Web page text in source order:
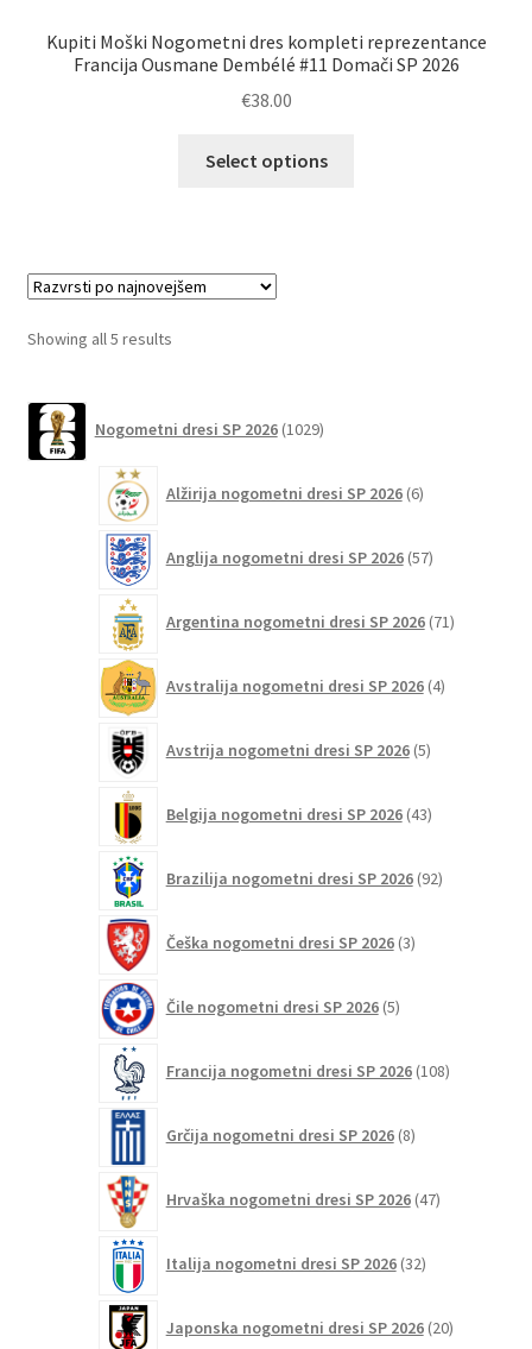
Kupiti Moški Nogometni dres kompleti reprezentance
Francija Ousmane Dembélé #11 Domači SP 2026
€38.00
Select options
Showing all 5 resultsSorted
Nogometni dresi SP 2026 1029izdelkov
Alžirija nogometni dresi SP 2026 6izdelkov
Anglija nogometni dresi SP 2026 57izdelkov
Argentina nogometni dresi SP 2026 71izdelkov
Avstralija nogometni dresi SP 2026 4izdelki
Avstrija nogometni dresi SP 2026 5izdelkov
Belgija nogometni dresi SP 2026 43izdelkov
Brazilija nogometni dresi SP 2026 92izdelkov
Češka nogometni dresi SP 2026 3izdelki
Čile nogometni dresi SP 2026 5izdelkov
Francija nogometni dresi SP 2026 108izdelkov
Grčija nogometni dresi SP 2026 8izdelkov
Hrvaška nogometni dresi SP 2026 47izdelkov
Italija nogometni dresi SP 2026 32izdelkov
Japonska nogometni dresi SP 2026 20izdelkov